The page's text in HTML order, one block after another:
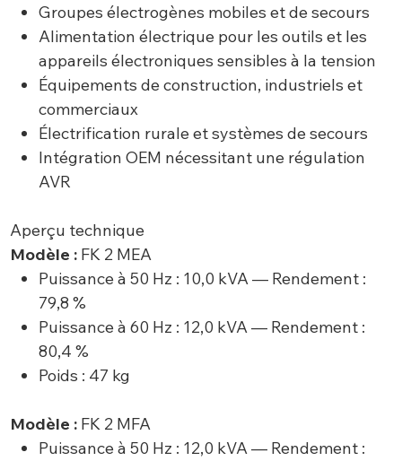
Groupes électrogènes mobiles et de secours
Alimentation électrique pour les outils et les
appareils électroniques sensibles à la tension
Équipements de construction, industriels et
commerciaux
Électrification rurale et systèmes de secours
Intégration OEM nécessitant une régulation
AVR
Aperçu technique
Modèle :FK 2 MEA
Puissance à 50 Hz : 10,0 kVA — Rendement :
79,8 %
Puissance à 60 Hz : 12,0 kVA — Rendement :
80,4 %
Poids : 47 kg
Modèle :FK 2 MFA
Puissance à 50 Hz : 12,0 kVA — Rendement :